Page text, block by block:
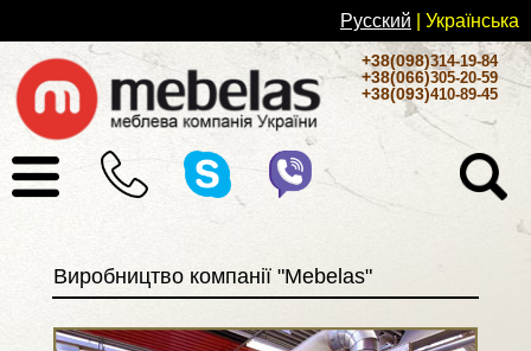
Русский | Українськa
+38(098)314-19-84
+38(066)305-20-59
+38(093)410-89-45
Виробництво компанії "Mebelas"